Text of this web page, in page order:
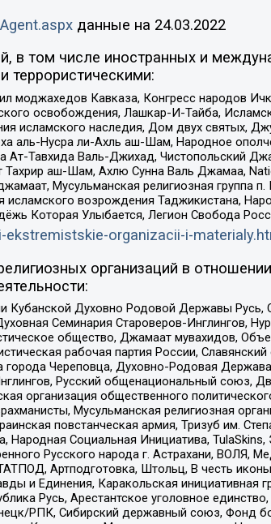
данные на 24.03.2022
в том числе иностранных и
террористическими:
Кавказа, Конгресс народов
освобождения, Лашкар-И-Тайба,
исламского наследия, Дом двух святых,
аль-Нусра ли-Ахль аш-Шам, Народное
Тавхида Валь-Джихад, Чистопольский
аш-Шам, Ахлю Сунна Валь Джамаа,
Мусульманская религиозная группа
возрождения Таджикистана,
Которая Улыбается, Легион Свобода
organizacii-i-
организаций в
Кубанской Духовно Родовой Державы
Семинария Староверов-Инглингов,
общество, Джамаат мувахидов,
рабочая партия России,
Череповца, Духовно-Родовая
Русский общенациональный союз,
организация общественного
Мусульманская религиозная
повстанческая армия, Тризуб им.
Народная Социальная Инициатива,
Русского народа г. Астрахани, ВОЛЯ,
Артподготовка, Штольц, В честь
и Единения, Каракольская инициативная
Русь, Арестантское уголовное
РПК, Сибирский державный союз, Фонд